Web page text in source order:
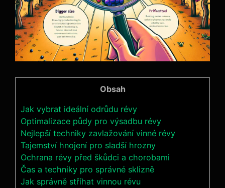
Obsah
Jak vybrat ideální odrůdu révy
Optimalizace půdy pro⁣ výsadbu révy
Nejlepší techniky ‌zavlažování⁢ vinné révy
Tajemství hnojení pro sladší hrozny
Ochrana révy před škůdci a chorobami
Čas a techniky pro správné sklizně
Jak správně stříhat vinnou révu